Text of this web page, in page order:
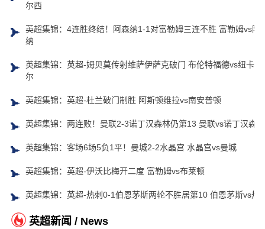
尔西
英超集锦：4连胜终结！阿森纳1-1对富勒姆三连不胜 富勒姆vs阿
纳
英超集锦：英超-姆贝莫传射维萨伊萨克破门 布伦特福德vs纽卡斯
尔
英超集锦：英超-杜兰破门制胜 阿斯顿维拉vs南安普顿
英超集锦：两连败！曼联2-3诺丁汉森林仍第13 曼联vs诺丁汉森林
英超集锦：客场6场5负1平！曼城2-2水晶宫 水晶宫vs曼城
英超集锦：英超-伊沃比梅开二度 富勒姆vs布莱顿
英超集锦：英超-热刺0-1伯恩茅斯两轮不胜居第10 伯恩茅斯vs热
英超新闻 / News